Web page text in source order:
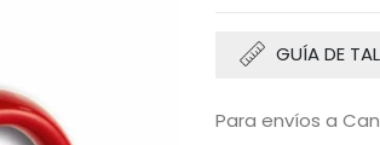
GUÍA DE
Para envíos a